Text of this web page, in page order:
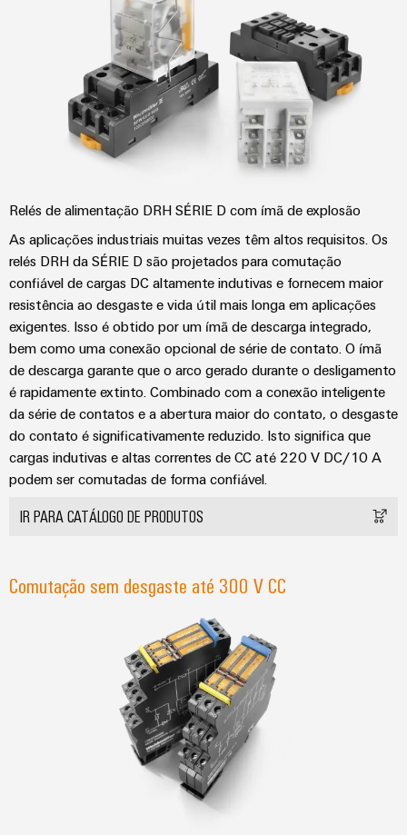
Relés de alimentação DRH SÉRIE D com ímã de explosão
As aplicações industriais muitas vezes têm altos requisitos. Os
relés DRH da SÉRIE D são projetados para comutação
confiável de cargas DC altamente indutivas e fornecem maior
resistência ao desgaste e vida útil mais longa em aplicações
exigentes. Isso é obtido por um ímã de descarga integrado,
bem como uma conexão opcional de série de contato. O ímã
de descarga garante que o arco gerado durante o desligamento
é rapidamente extinto. Combinado com a conexão inteligente
da série de contatos e a abertura maior do contato, o desgaste
do contato é significativamente reduzido. Isto significa que
cargas indutivas e altas correntes de CC até 220 V DC/10 A
podem ser comutadas de forma confiável.
IR PARA CATÁLOGO DE PRODUTOS
Comutação sem desgaste até 300 V CC